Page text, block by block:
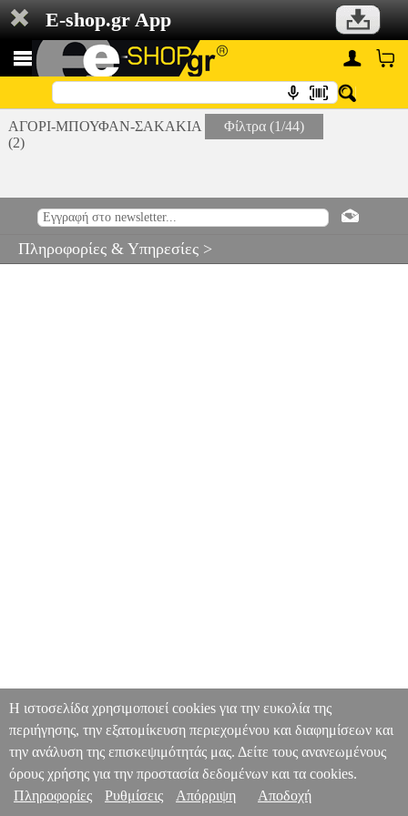
E-shop.gr App
ΑΓΟΡΙ-ΜΠΟΥΦΑΝ-ΣΑΚΑΚΙΑ
(2)
Φίλτρα (1/44)
Πληροφορίες & Υπηρεσίες >
Η ιστοσελίδα χρησιμοποιεί cookies για την ευκολία της
περιήγησης, την εξατομίκευση περιεχομένου και διαφημίσεων και
την ανάλυση της επισκεψιμότητάς μας. Δείτε τους ανανεωμένους
όρους χρήσης για την προστασία δεδομένων και τα cookies.
Πληροφορίες
Ρυθμίσεις Απόρριψη Αποδοχή